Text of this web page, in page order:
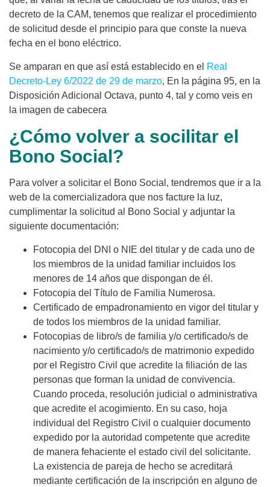
decreto de la CAM, tenemos que realizar el procedimiento
de solicitud desde el principio para que conste la nueva
fecha en el bono eléctrico.
Se amparan en que así está establecido en el Real
Decreto-Ley 6/2022 de 29 de marzo, En la página 95, en la
Disposición Adicional Octava, punto 4, tal y como veis en
la imagen de cabecera
¿Cómo volver a socilitar el
Bono Social?
Para volver a solicitar el Bono Social, tendremos que ir a la
web de la comercializadora que nos facture la luz,
cumplimentar la solicitud al Bono Social y adjuntar la
siguiente documentación:
Fotocopia del DNI o NIE del titular y de cada uno de
los miembros de la unidad familiar incluidos los
menores de 14 años que dispongan de él.
Fotocopia del Título de Familia Numerosa.
Certificado de empadronamiento en vigor del titular y
de todos los miembros de la unidad familiar.
Fotocopias de libro/s de familia y/o certificado/s de
nacimiento y/o certificado/s de matrimonio expedido
por el Registro Civil que acredite la filiación de las
personas que forman la unidad de convivencia.
Cuando proceda, resolución judicial o administrativa
que acredite el acogimiento. En su caso, hoja
individual del Registro Civil o cualquier documento
expedido por la autoridad competente que acredite
de manera fehaciente el estado civil del solicitante.
La existencia de pareja de hecho se acreditará
mediante certificación de la inscripción en alguno de